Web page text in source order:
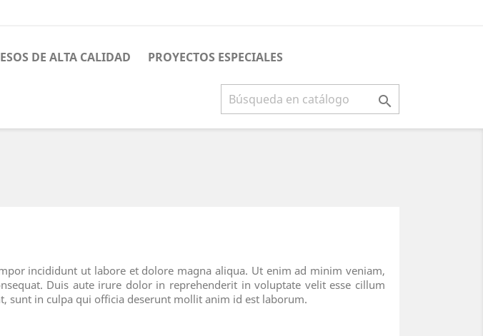
DE ALTA CALIDAD PROYECTOS ESPECIALES

incididunt ut labore et dolore magna aliqua. Ut enim ad minim veniam,
Duis aute irure dolor in reprehenderit in voluptate velit esse cillum
sunt in culpa qui officia deserunt mollit anim id est laborum.